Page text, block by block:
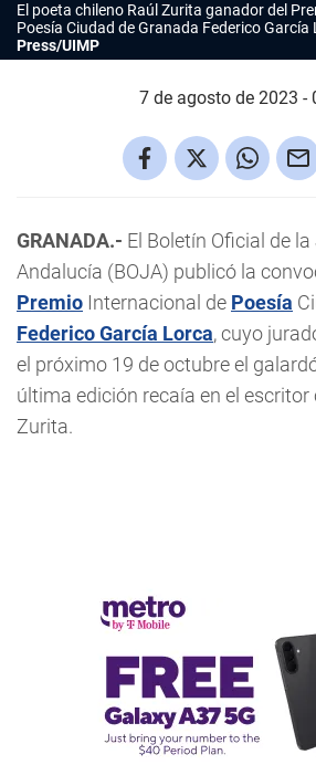
El poeta chileno Raúl Zurita ganador del
Poesía Ciudad de Granada Federico García
Press/UIMP
7 de agosto de 2023 -
GRANADA.- El Boletín Oficial de
Andalucía (BOJA) publicó la
Premio Internacional de Poesía
Federico García Lorca, cuyo
el próximo 19 de octubre el
última edición recaía en el escritor
Zurita.